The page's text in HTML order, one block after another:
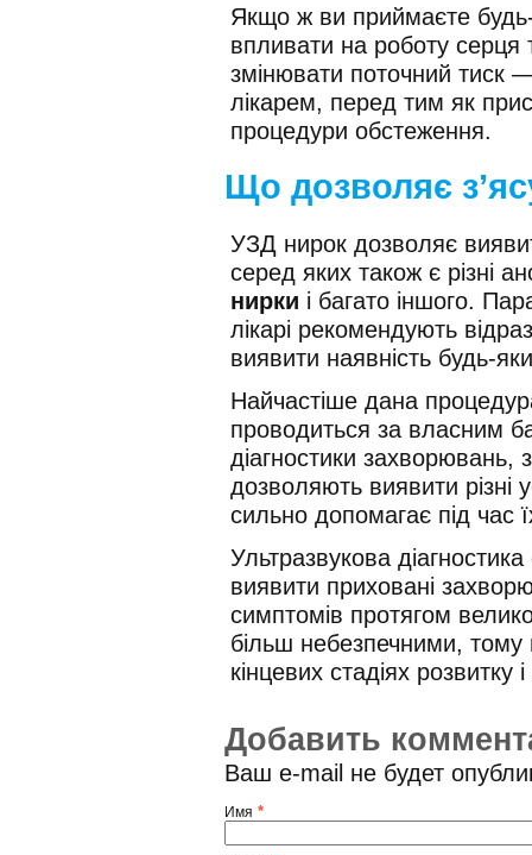
Якщо ж ви приймаєте
впливати на роботу серця
змінювати поточний тиск
лікарем, перед тим як
процедури обстеження.
Що дозволяє
УЗД нирок дозволяє
серед яких також є різні
нирки і багато іншого.
лікарі рекомендують
виявити наявність будь-
Найчастіше дана
проводиться за власним
діагностики захворювань,
дозволяють виявити
сильно допомагає під час
Ультразвукова
виявити приховані
симптомів протягом
більш небезпечними,
кінцевих стадіях розвитку
Добавить
Ваш e-mail не будет
Имя *